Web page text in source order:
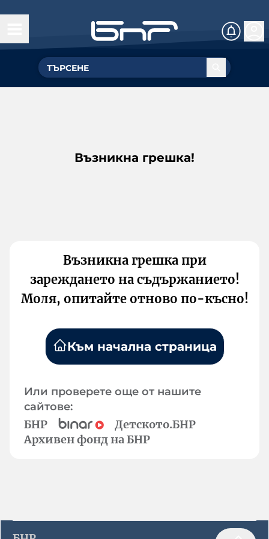
Възникна грешка!
Възникна грешка при
зареждането на съдържанието!
Моля, опитайте отново по-късно!
Към начална страница
Или проверете още от нашите
сайтове:
БНР
Детското.БНР
Архивен фонд на БНР